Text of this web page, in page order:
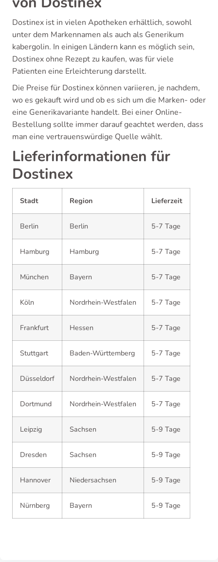
Dostinex ist in vielen Apotheken erhältlich, sowohl
unter dem Markennamen als auch als Generikum
kabergolin. In einigen Ländern kann es möglich sein,
Dostinex ohne Rezept zu kaufen, was für viele
Patienten eine Erleichterung darstellt.
Die Preise für Dostinex können variieren, je nachdem,
wo es gekauft wird und ob es sich um die Marken- oder
eine Generikavariante handelt. Bei einer Online-
Bestellung sollte immer darauf geachtet werden, dass
man eine vertrauenswürdige Quelle wählt.
Lieferinformationen für
Dostinex
Stadt Region Lieferzeit
Berlin Berlin 5-7 Tage
Hamburg Hamburg 5-7 Tage
München Bayern 5-7 Tage
Köln Nordrhein-Westfalen 5-7 Tage
Frankfurt Hessen 5-7 Tage
Stuttgart Baden-Württemberg 5-7 Tage
Düsseldorf Nordrhein-Westfalen 5-7 Tage
Dortmund Nordrhein-Westfalen 5-7 Tage
Leipzig Sachsen 5-9 Tage
Dresden Sachsen 5-9 Tage
Hannover Niedersachsen 5-9 Tage
Nürnberg Bayern 5-9 Tage